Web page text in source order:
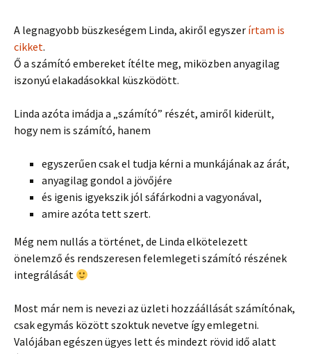
A legnagyobb büszkeségem Linda, akiről egyszer írtam is
cikket.
Ő a számító embereket ítélte meg, miközben anyagilag
iszonyú elakadásokkal küszködött.
Linda azóta imádja a „számító” részét, amiről kiderült,
hogy nem is számító, hanem
egyszerűen csak el tudja kérni a munkájának az árát,
anyagilag gondol a jövőjére
és igenis igyekszik jól sáfárkodni a vagyonával,
amire azóta tett szert.
Még nem nullás a történet, de Linda elkötelezett
önelemző és rendszeresen felemlegeti számító részének
integrálását
Most már nem is nevezi az üzleti hozzáállását számítónak,
csak egymás között szoktuk nevetve így emlegetni.
Valójában egészen ügyes lett és mindezt rövid idő alatt